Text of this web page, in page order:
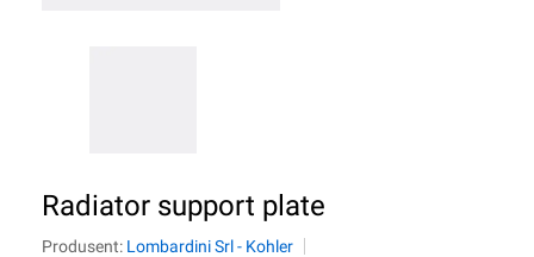
Radiator support plate
Produsent: Lombardini Srl - Kohler